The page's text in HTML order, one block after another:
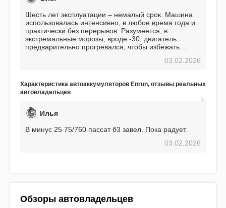
Шесть лет эксплуатации – немалый срок. Машина
использовалась интенсивно, в любое время года и
практически без перерывов. Разумеется, в
экстремальные морозы, вроде -30, двигатель
предварительно прогревался, чтобы избежать
использования не было ни единой поломки,
EFB 75. Судя по характеристикам, он даже
превосходит предыдущую модель.
03.02.2026
Характеристика автоаккумуляторов Enrun, отзывы реальных
автовладельцев
Илья
В минус 25 75/760 пассат б3 завел. Пока радует.
03.02.2026
Обзоры автовладельцев